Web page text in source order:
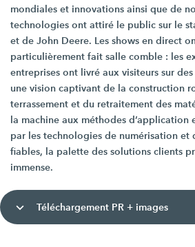
mondiales et innovations ainsi que de
technologies ont attiré le public sur le
et de John Deere. Les shows en direct
particulièrement fait salle comble : les
entreprises ont livré aux visiteurs sur
une vision captivant de la construction
terrassement et du retraitement des
la machine aux méthodes d’application
par les technologies de numérisation et
fiables, la palette des solutions clients
immense.
Téléchargement PR + images